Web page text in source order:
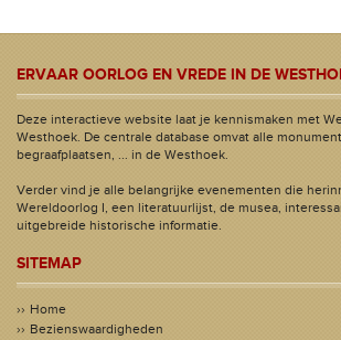
ERVAAR OORLOG EN VREDE IN DE
Deze interactieve website laat je kennismaken met
Westhoek. De centrale database omvat alle
begraafplaatsen, ... in de Westhoek.
Verder vind je alle belangrijke evenementen die
Wereldoorlog I, een literatuurlijst, de musea,
uitgebreide historische informatie.
SITEMAP
Home
Bezienswaardigheden